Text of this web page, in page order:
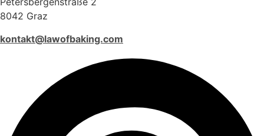
8042 Graz
kontakt@lawofbaking.com